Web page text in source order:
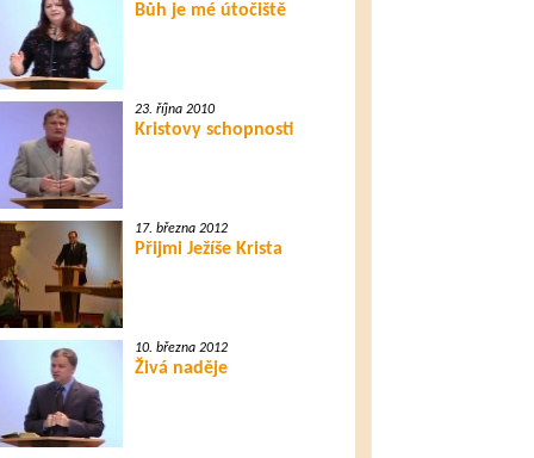
Bůh je mé útočiště
23. října 2010
Kristovy schopnosti
17. března 2012
Přijmi Ježíše Krista
10. března 2012
Živá naděje